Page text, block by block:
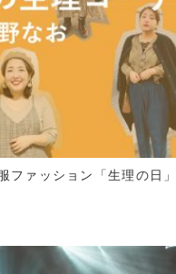
ファッション「生理の日」